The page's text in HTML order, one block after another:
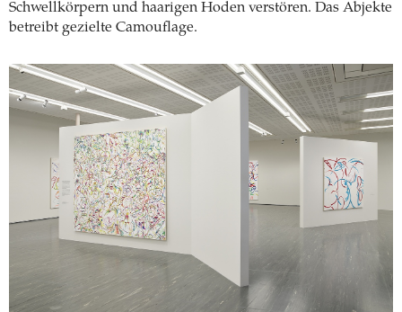
Schwellkörpern und haarigen Hoden verstören. Das Abjekte
betreibt gezielte Camouflage.